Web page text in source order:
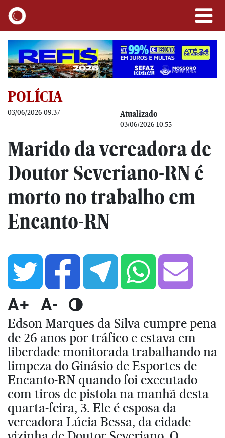
POLÍCIA
03/06/2026 09:37 Atualizado
03/06/2026 10:55
Marido da vereadora de
Doutor Severiano-RN é
morto no trabalho em
Encanto-RN
A+ A-
Edson Marques da Silva cumpre pena
de 26 anos por tráfico e estava em
liberdade monitorada trabalhando na
limpeza do Ginásio de Esportes de
Encanto-RN quando foi executado
com tiros de pistola na manhã desta
quarta-feira, 3. Ele é esposa da
vereadora Lúcia Bessa, da cidade